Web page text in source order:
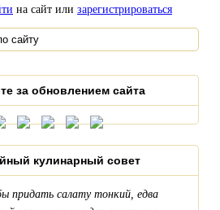
на сайт или зарегистрироваться
за обновлением сайта
кулинарный совет
придать салату тонкий, едва